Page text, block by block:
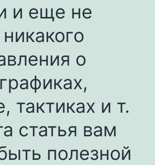
и еще не
о
тактиках и т.
статья вам
полезной